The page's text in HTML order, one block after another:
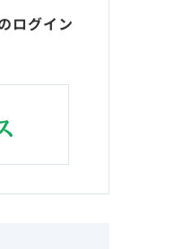
ログイン